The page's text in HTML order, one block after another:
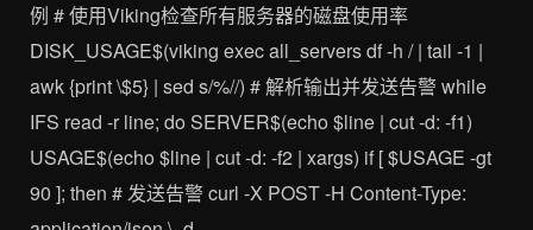
例 # 使用Viking检查所有服务器的磁盘使用率
DISK_USAGE$(viking exec all_servers df -h / | tail -1 |
awk {print \$5} | sed s/%//) # 解析输出并发送告警 while
IFS read -r line; do SERVER$(echo $line | cut -d: -f1)
USAGE$(echo $line | cut -d: -f2 | xargs) if [ $USAGE -gt
90 ]; then # 发送告警 curl -X POST -H Content-Type: